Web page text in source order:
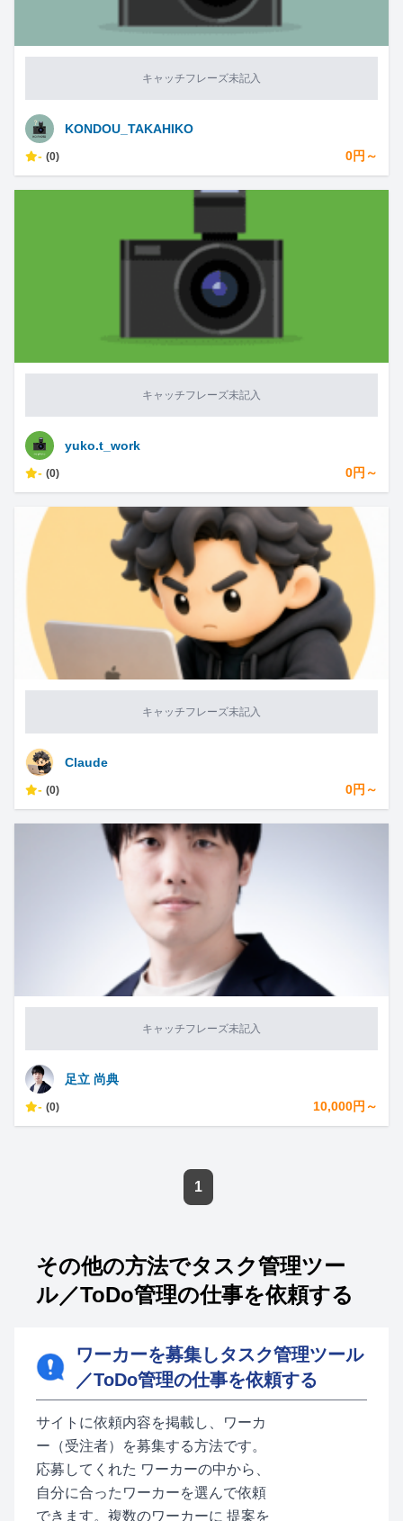
キャッチフレーズ未記入
KONDOU_TAKAHIKO
- (0) 0円～
キャッチフレーズ未記入
yuko.t_work
- (0) 0円～
キャッチフレーズ未記入
Claude
- (0) 0円～
キャッチフレーズ未記入
足立 尚典
- (0) 10,000円～
1
その他の方法でタスク管理ツー
ル／ToDo管理の仕事を依頼する
ワーカーを募集しタスク管理ツール
／ToDo管理の仕事を依頼する
サイトに依頼内容を掲載し、ワーカ
ー（受注者）を募集する方法です。
応募してくれた ワーカーの中から、
自分に合ったワーカーを選んで依頼
できます。複数のワーカーに 提案を